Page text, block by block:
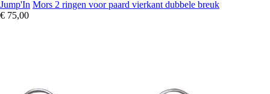
Jump'In Mors 2 ringen voor paard vierkant dubbele breuk
€ 75,00